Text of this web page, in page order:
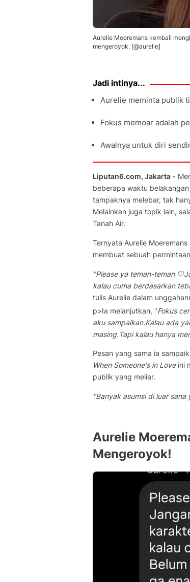
Aurelie Moeremans kembali
mengeroyok. [@aurelie]
Jadi intinya...
Aurelie meminta publik
Fokus memoar adalah
Awalnya untuk diri
Liputan6.com, Jakarta -
beberapa waktu
tampaknya melebar, tak
Melainkan juga topik lain,
Tanah Air.
Ternyata Aurelie
membuat sebuah
"Please ya teman-teman
kalau cuma berdasarkan
tulis Aurelie dalam
p>Ia melanjutkan, "Fokus
aku sampaikan.Kalau ada
masing.Tapi kalau hanya
Pesan yang sama ia
When Someone's in Love ini
publik yang meliar.
"Banyak asumsi di luar
Aurelie
Mengeroyok!